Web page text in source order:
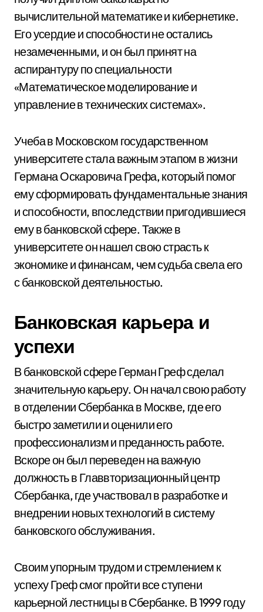
вычислительной математике и кибернетике.
Его усердие и способности не остались
незамеченными, и он был принят на
аспирантуру по специальности
«Математическое моделирование и
управление в технических системах».
Учеба в Московском государственном
университете стала важным этапом в жизни
Германа Оскаровича Грефа, который помог
ему сформировать фундаментальные знания
и способности, впоследствии пригодившиеся
ему в банковской сфере. Также в
университете он нашел свою страсть к
экономике и финансам, чем судьба свела его
с банковской деятельностью.
Банковская карьера и
успехи
В банковской сфере Герман Греф сделал
значительную карьеру. Он начал свою работу
в отделении Сбербанка в Москве, где его
быстро заметили и оценили его
профессионализм и преданность работе.
Вскоре он был переведен на важную
должность в Главвторизационный центр
Сбербанка, где участвовал в разработке и
внедрении новых технологий в систему
банковского обслуживания.
Своим упорным трудом и стремлением к
успеху Греф смог пройти все ступени
карьерной лестницы в Сбербанке. В 1999 году